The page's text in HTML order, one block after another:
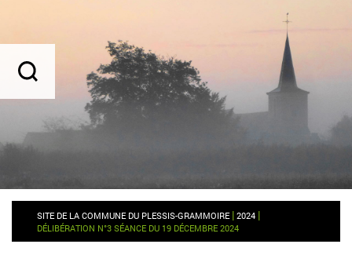
SITE DE LA COMMUNE DU PLESSIS-GRAMMOIRE| 2024 |
DÉLIBÉRATION N°3 SÉANCE DU 19 DÉCEMBRE 2024